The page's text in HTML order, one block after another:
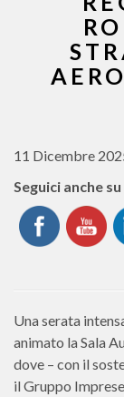
11 Dicembre
Seguici anche su
Una serata
animato la Sala
dove – con il
il Gruppo